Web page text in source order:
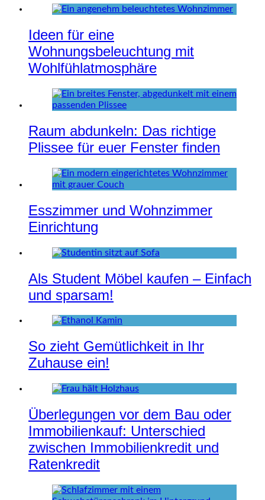
Ideen für eine
Wohnungsbeleuchtung mit
Wohlfühlatmosphäre
Raum abdunkeln: Das richtige
Plissee für euer Fenster finden
Esszimmer und Wohnzimmer
Einrichtung
Als Student Möbel kaufen – Einfach
und sparsam!
So zieht Gemütlichkeit in Ihr
Zuhause ein!
Überlegungen vor dem Bau oder
Immobilienkauf: Unterschied
zwischen Immobilienkredit und
Ratenkredit